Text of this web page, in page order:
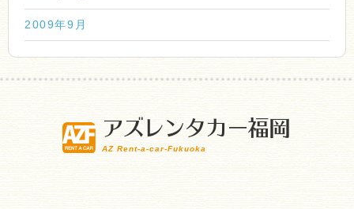
2009年9月
アズレンタカー福岡
AZ Rent-a-car-Fukuoka